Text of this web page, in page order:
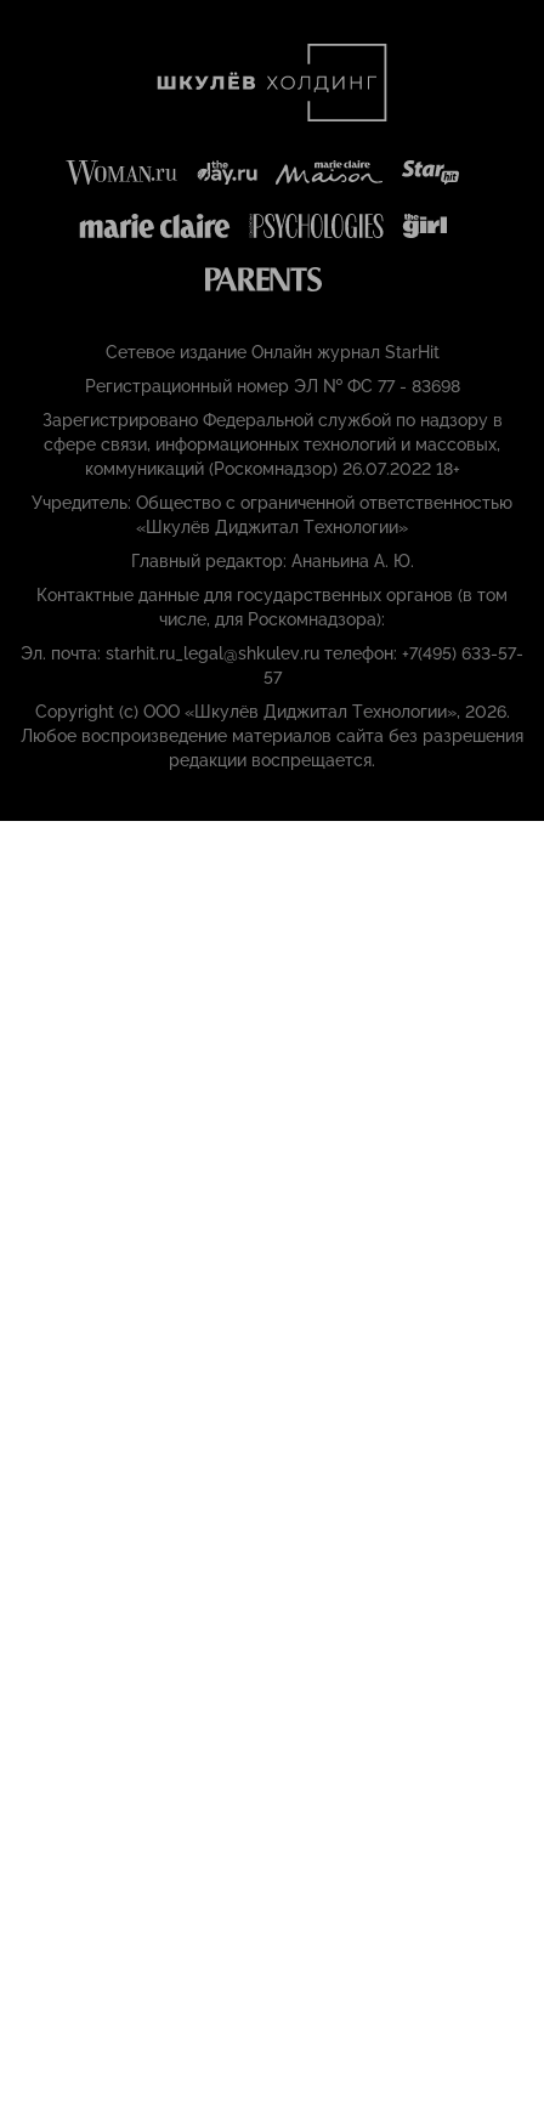
Сетевое издание Онлайн журнал StarHit
Регистрационный номер ЭЛ № ФС 77 - 83698
Зарегистрировано Федеральной службой по надзору в
сфере связи, информационных технологий и массовых,
коммуникаций (Роскомнадзор) 26.07.2022 18+
Учредитель: Общество с ограниченной ответственностью
«Шкулёв Диджитал Технологии»
Главный редактор: Ананьина А. Ю.
Контактные данные для государственных органов (в том
числе, для Роскомнадзора):
Эл. почта: starhit.ru_legal@shkulev.ru телефон: +7(495) 633-57-
57
Copyright (с) ООО «Шкулёв Диджитал Технологии», 2026.
Любое воспроизведение материалов сайта без разрешения
редакции воспрещается.